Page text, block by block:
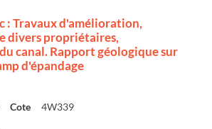
: Travaux d'amélioration,
divers propriétaires,
canal. Rapport géologique sur
d'épandage
Cote 4W339